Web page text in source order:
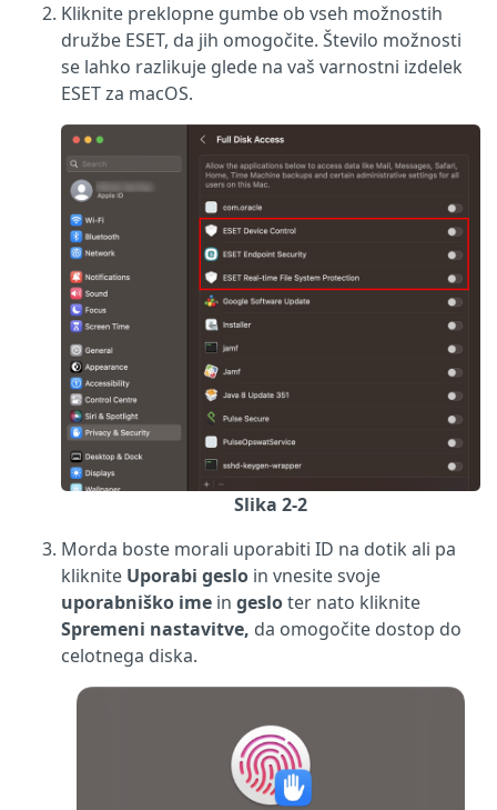
Kliknite preklopne gumbe ob vseh možnostih
družbe ESET, da jih omogočite. Število možnosti
se lahko razlikuje glede na vaš varnostni izdelek
ESET za macOS.
Slika 2-2
Morda boste morali uporabiti ID na dotik ali pa
kliknite Uporabi geslo in vnesite svoje
uporabniško ime in gesloter nato kliknite
Spremeni nastavitve, da omogočite dostop do
celotnega diska.